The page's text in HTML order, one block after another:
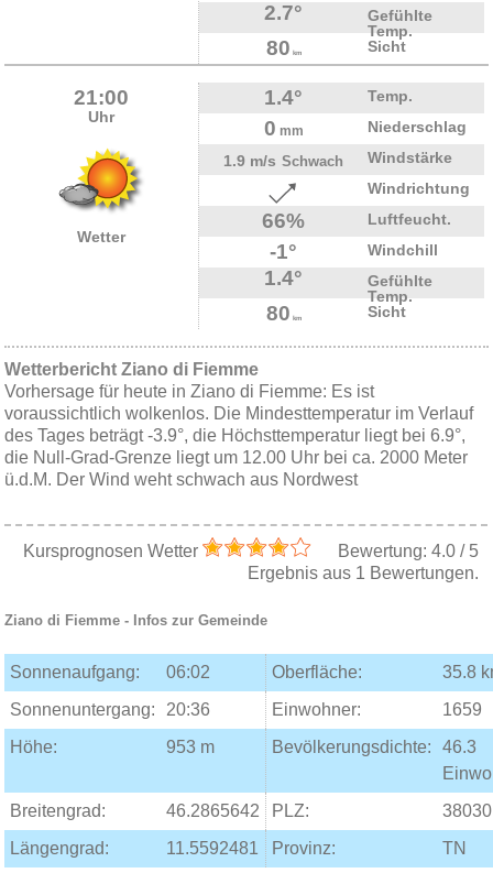
2.7°
Gefühlte
Temp.
80 km Sicht
21:00
Uhr
Wetter
1.4° Temp.
0 mm
Niederschlag
1.9 m/s Schwach
Windstärke
Windrichtung
66% Luftfeucht.
-1° Windchill
1.4°
Gefühlte
Temp.
80 km Sicht
Wetterbericht Ziano di Fiemme
Vorhersage für heute in Ziano di Fiemme: Es ist
voraussichtlich wolkenlos. Die Mindesttemperatur im Verlauf
des Tages beträgt -3.9°, die Höchsttemperatur liegt bei 6.9°,
die Null-Grad-Grenze liegt um 12.00 Uhr bei ca. 2000 Meter
ü.d.M. Der Wind weht schwach aus Nordwest
Kursprognosen Wetter Bewertung: 4.0/ 5
Ergebnis aus 1 Bewertungen.
Ziano di Fiemme - Infos zur Gemeinde
Sonnenaufgang: 06:02 Oberfläche:
35.8
Sonnenuntergang:
20:36 Einwohner:
1659
Höhe:
953 m Bevölkerungsdichte:
46.3
Breitengrad:
46.2865642 PLZ:
38030
Längengrad:
11.5592481 Provinz: TN